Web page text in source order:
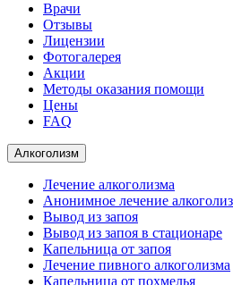
Врачи
Отзывы
Лицензии
Фотогалерея
Акции
Методы оказания помощи
Цены
FAQ
Алкоголизм
Лечение алкоголизма
Анонимное лечение
Вывод из запоя
Вывод из запоя в стационаре
Капельница от запоя
Лечение пивного алкоголизма
Капельница от похмелья